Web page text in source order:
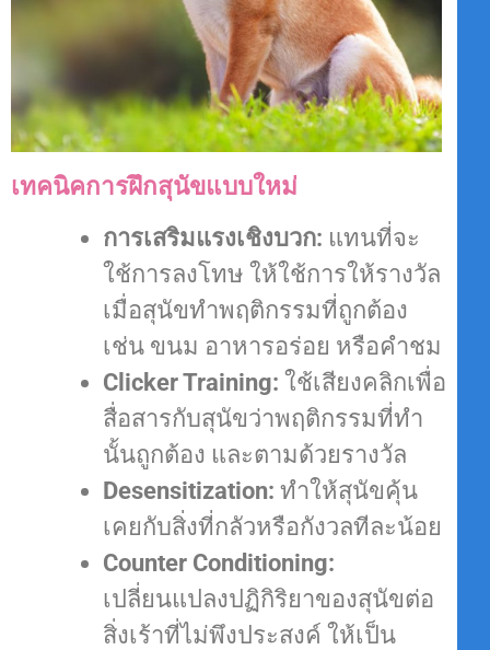
เทคนิคการฝึกสุนัขแบบใหม่
การเสริมแรงเชิงบวก: แทนที่จะ
ใช้การลงโทษ ให้ใช้การให้รางวัล
เมื่อสุนัขทำพฤติกรรมที่ถูกต้อง
เช่น ขนม อาหารอร่อย หรือคำชม
Clicker Training: ใช้เสียงคลิกเพื่อ
สื่อสารกับสุนัขว่าพฤติกรรมที่ทำ
นั้นถูกต้อง และตามด้วยรางวัล
Desensitization: ทำให้สุนัขคุ้น
เคยกับสิ่งที่กลัวหรือกังวลทีละน้อย
Counter Conditioning:
เปลี่ยนแปลงปฏิกิริยาของสุนัขต่อ
สิ่งเร้าที่ไม่พึงประสงค์ ให้เป็น